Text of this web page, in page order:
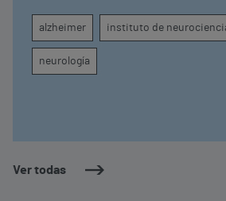
Ver todas
seguimiento clínico de cada
alzheimer instituto de
neurología